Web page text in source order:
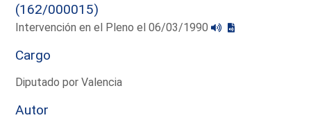
(162/000015)
Intervención en el Pleno el 06/03/1990
Cargo
Diputado por Valencia
Autor